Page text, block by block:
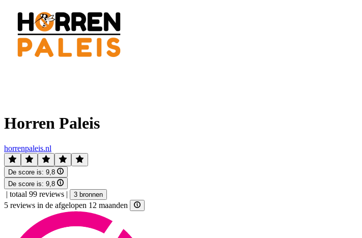
Horren Paleis
horrenpaleis.nl
De score is: 9,8
De score is: 9,8
| totaal 99 reviews | 3 bronnen
5 reviews in de afgelopen 12 maanden